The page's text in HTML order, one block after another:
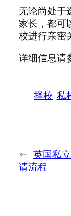
无论尚处于
家长，都可
校进行亲密
详细信息请
择校 私
← 英国私
请流程